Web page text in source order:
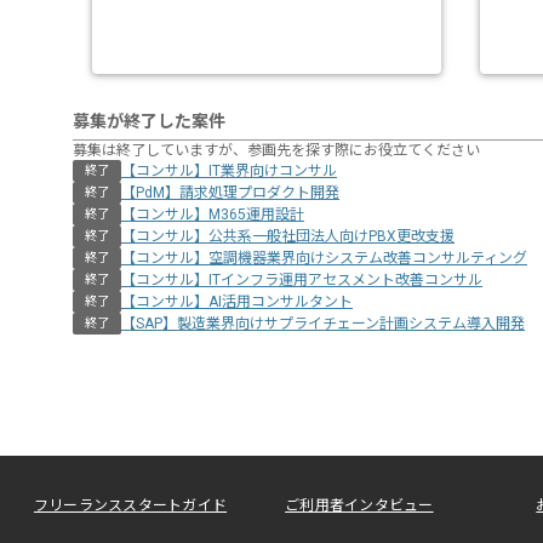
募集が終了した案件
募集は終了していますが、参画先を探す際にお役立てください
終了 【コンサル】IT業界向けコンサル
終了 【PdM】請求処理プロダクト開発
終了 【コンサル】M365運用設計
終了 【コンサル】公共系一般社団法人向けPBX更改支援
終了 【コンサル】空調機器業界向けシステム改善コンサルティング
終了 【コンサル】ITインフラ運用アセスメント改善コンサル
終了 【コンサル】AI活用コンサルタント
終了 【SAP】製造業界向けサプライチェーン計画システム導入開発
フリーランススタートガイド ご利用者インタビュー